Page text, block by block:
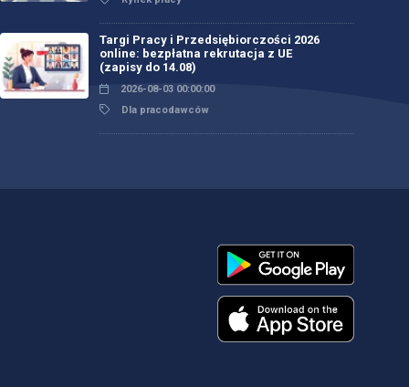
Targi Pracy i Przedsiębiorczości 2026
online: bezpłatna rekrutacja z UE
(zapisy do 14.08)
2026-08-03 00:00:00
Dla pracodawców